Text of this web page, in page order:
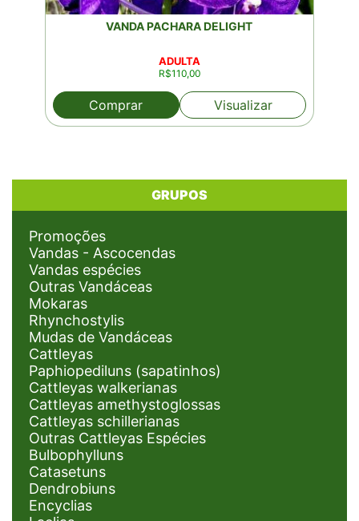
GRUPOS
Promoções
Vandas - Ascocendas
Vandas espécies
Outras Vandáceas
Mokaras
Rhynchostylis
Mudas de Vandáceas
Cattleyas
Paphiopediluns (sapatinhos)
Cattleyas walkerianas
Cattleyas amethystoglossas
Cattleyas schillerianas
Outras Cattleyas Espécies
Bulbophylluns
Catasetuns
Dendrobiuns
Encyclias
VANDA PACHARA DELIGHT
ADULTA
R$110,00
Comprar Visualizar